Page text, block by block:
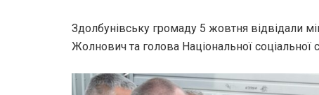
Здолбунівську громаду 5 жовтня відвідали
Жолнович та голова Національної соціальної